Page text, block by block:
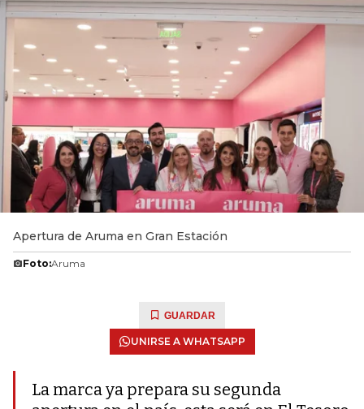
Apertura de Aruma en Gran Estación
Foto:Aruma
GUARDAR
UNIRSE A WHATSAPP
La marca ya prepara su segunda